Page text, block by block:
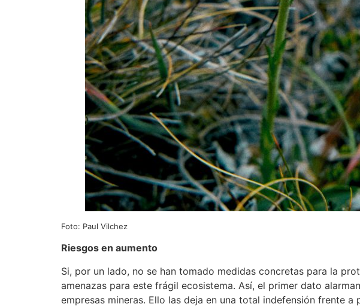
Foto: Paul Vilchez
Riesgos en aumento
Si, por un lado, no se han tomado medidas concretas para la
amenazas para este frágil ecosistema. Así, el primer dato
empresas mineras. Ello las deja en una total indefensión frente